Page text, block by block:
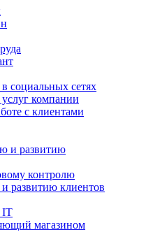
социальных сетях
компании
с клиентами
и развитию
контролю
развитию клиентов
IT
магазином